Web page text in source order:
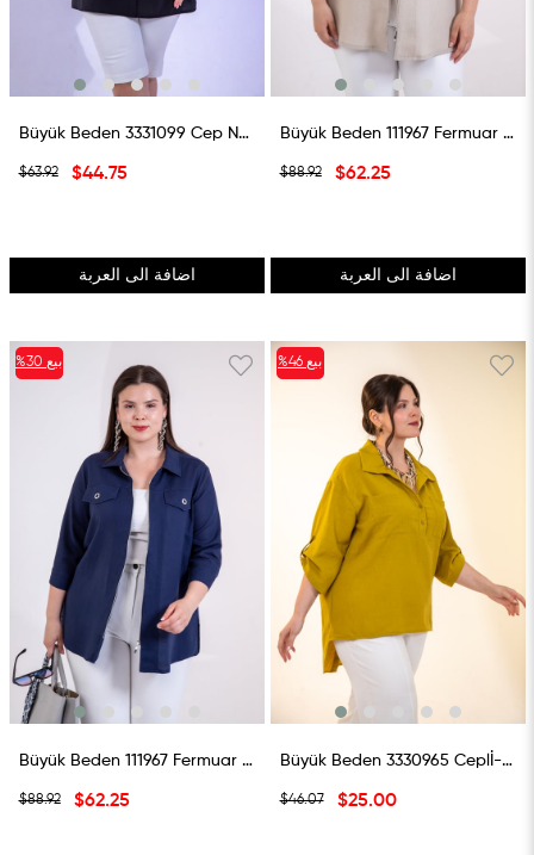
Büyük Beden 3331099 Cep Nakışlı Gömlek Siyah
$44.75
$63.92
اضافة الى العربة
Büyük Beden 111967 Fermuar Detaylı Gömlek Bej
$62.25
$88.92
اضافة الى العربة
Büyük Beden 111967 Fermuar Detaylı Gömlek Lacivert
$62.25
$88.92
%30 بيع
Büyük Beden 3330965 Ceplİ-Düğme Detaylı Gömlek Yeşil
$25.00
$46.07
%46 بيع